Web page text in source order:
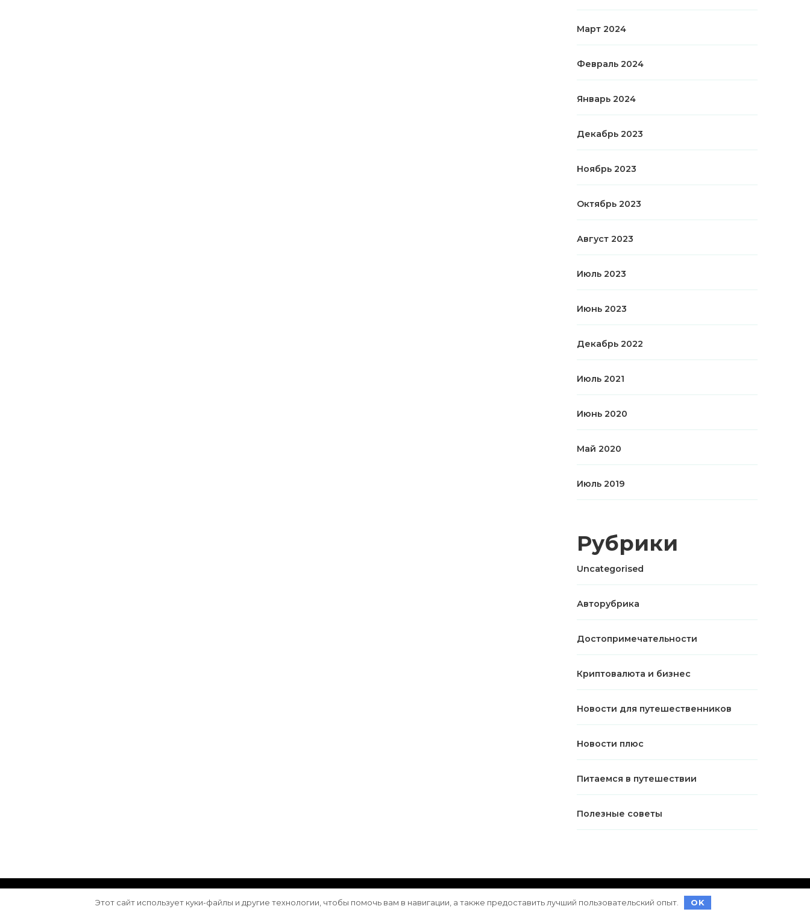
Март 2024
Февраль 2024
Январь 2024
Декабрь 2023
Ноябрь 2023
Октябрь 2023
Август 2023
Июль 2023
Июнь 2023
Декабрь 2022
Июль 2021
Июнь 2020
Май 2020
Июль 2019
Рубрики
Uncategorised
Авторубрика
Достопримечательности
Криптовалюта и бизнес
Новости для путешественников
Новости плюс
Питаемся в путешествии
Полезные советы
© Авторское право 2026 . Все права защищены. Vilva | Разработана WordPress
Этот сайт использует куки-файлы и другие технологии, чтобы помочь вам в навигации, а также предоставить лучший пользовательский опыт. OK